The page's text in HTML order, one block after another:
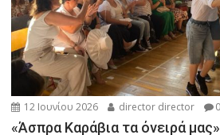
12 Ιουνίου 2026 director director 0
«Άσπρα Καράβια τα όνειρά